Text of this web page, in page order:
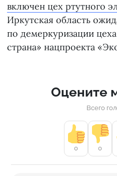
включен цех ртутного
Иркутская область
по демеркуризации
страна» нацпроекта
Оцените
Всего
0 0